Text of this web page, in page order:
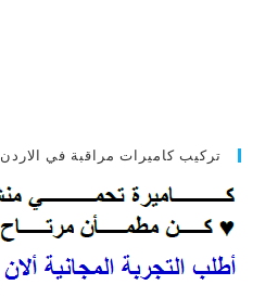
تركيب كاميرات مراقبة في الاردن